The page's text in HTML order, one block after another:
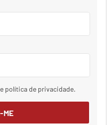
política de privacidade.
ME